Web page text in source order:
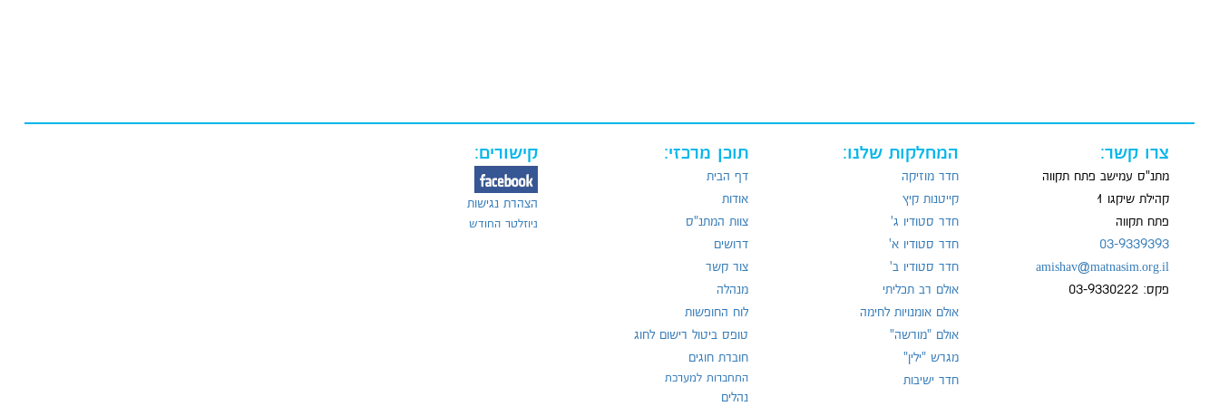
צרו קשר:
מתנ"ס עמישב פתח תקווה
קהילת שיקגו 1
פתח תקווה
03-9339393
amishav@matnasim.org.il
פקס: 03-9330222
המחלקות שלנו:
חדר מוזיקה
קייטנות קיץ
חדר סטודיו ג'
חדר סטודיו א'
חדר סטודיו ב'
אולם רב תכליתי
אולם אומנויות לחימה
אולם "מורשה"
מגרש "ילין"
חדר ישיבות
תוכן מרכזי:
דף הבית
אודות
צוות המתנ"ס
דרושים
צור קשר
מנהלה
לוח החופשות
טופס ביטול רישום לחוג
חוברת חוגים
התחברות למערכת
נהלים
קישורים:
הצהרת נגישות
ניוזלטר החודש